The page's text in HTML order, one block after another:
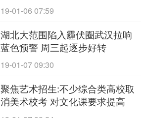
19-01-06 07:59
湖北大范围陷入霾伏圈武汉拉响
蓝色预警 周三起逐步好转
19-01-07 09:30
聚焦艺术招生:不少综合类高校取
消美术校考 对文化课要求提高